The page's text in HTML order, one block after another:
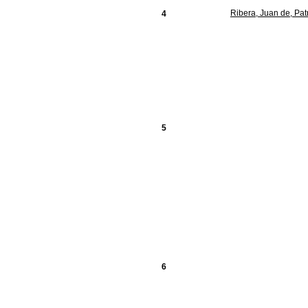
4 Ribera, Juan de,
5
6